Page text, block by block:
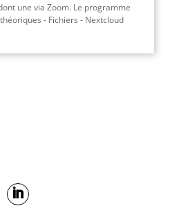
une via Zoom. Le programme
- Fichiers - Nextcloud